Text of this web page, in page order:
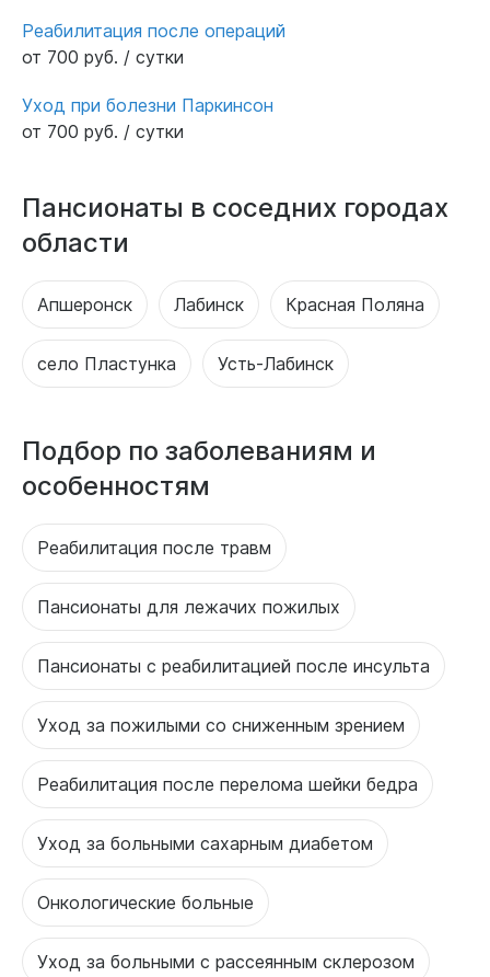
Реабилитация после операций
от 700 руб. / сутки
Уход при болезни Паркинсон
от 700 руб. / сутки
Пансионаты в соседних городах
области
Апшеронск Лабинск Красная Поляна
село Пластунка Усть-Лабинск
Подбор по заболеваниям и
особенностям
Реабилитация после травм
Пансионаты для лежачих пожилых
Пансионаты с реабилитацией после инсульта
Уход за пожилыми со сниженным зрением
Реабилитация после перелома шейки бедра
Уход за больными сахарным диабетом
Онкологические больные
Уход за больными с рассеянным склерозом